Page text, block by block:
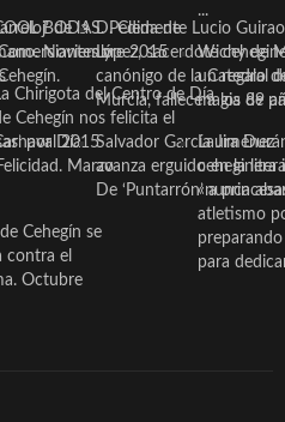
de la
y
por Día
Marzo
Cehegín se
contra el
Octubre
BODAS. Pedida de
Noviembre 2015
Chirigota del Centro de Día
Cehegín nos felicita el
2015
D. Clemente Lucio Guirao
López, sacerdote
canónigo de la Catedral
Murcia, fallece a los 89
Salvador García Jiménez
avanza erguido en la
De ‘Puntarrón’ a
...
Wichy de
un regalo
magia de
Laura
ceheginera
«nunca
atletismo
para